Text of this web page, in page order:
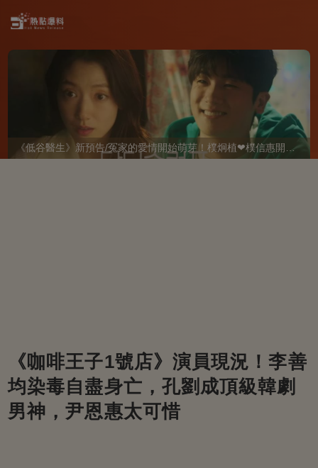
《低谷醫生》新預告/冤家的愛情開始萌芽！樸炯植❤樸信惠開啓「同居生活」互相共鳴、安慰~
《咖啡王子1號店》演員現況！李善
均染毒自盡身亡，孔劉成頂級韓劇
男神，尹恩惠太可惜